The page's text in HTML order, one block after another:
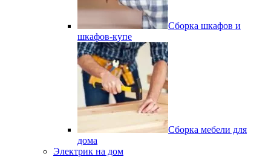
Сборка шкафов и
шкафов-купе
Сборка мебели для
дома
Электрик на дом